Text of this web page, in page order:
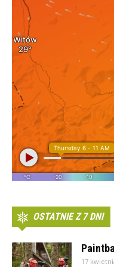
OSTATNIE Z 7 DNI
17